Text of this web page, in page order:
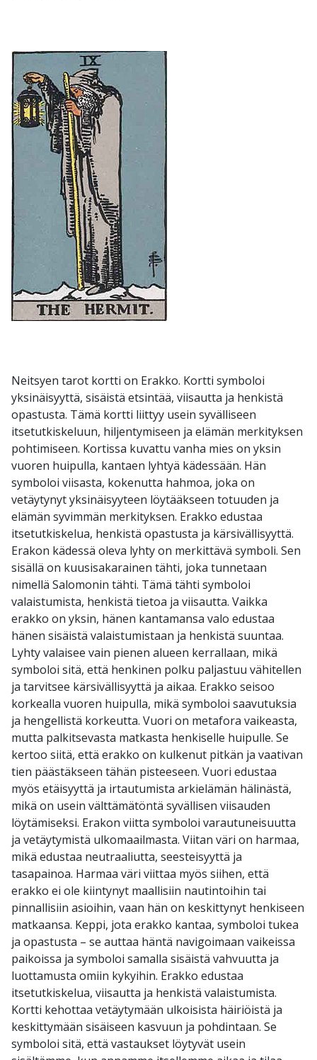
Neitsyen tarot kortti on Erakko. Kortti symboloi
yksinäisyyttä, sisäistä etsintää, viisautta ja henkistä
opastusta. Tämä kortti liittyy usein syvälliseen
itsetutkiskeluun, hiljentymiseen ja elämän merkityksen
pohtimiseen. Kortissa kuvattu vanha mies on yksin
vuoren huipulla, kantaen lyhtyä kädessään. Hän
symboloi viisasta, kokenutta hahmoa, joka on
vetäytynyt yksinäisyyteen löytääkseen totuuden ja
elämän syvimmän merkityksen. Erakko edustaa
itsetutkiskelua, henkistä opastusta ja kärsivällisyyttä.
Erakon kädessä oleva lyhty on merkittävä symboli. Sen
sisällä on kuusisakarainen tähti, joka tunnetaan
nimellä Salomonin tähti. Tämä tähti symboloi
valaistumista, henkistä tietoa ja viisautta. Vaikka
erakko on yksin, hänen kantamansa valo edustaa
hänen sisäistä valaistumistaan ja henkistä suuntaa.
Lyhty valaisee vain pienen alueen kerrallaan, mikä
symboloi sitä, että henkinen polku paljastuu vähitellen
ja tarvitsee kärsivällisyyttä ja aikaa. Erakko seisoo
korkealla vuoren huipulla, mikä symboloi saavutuksia
ja hengellistä korkeutta. Vuori on metafora vaikeasta,
mutta palkitsevasta matkasta henkiselle huipulle. Se
kertoo siitä, että erakko on kulkenut pitkän ja vaativan
tien päästäkseen tähän pisteeseen. Vuori edustaa
myös etäisyyttä ja irtautumista arkielämän hälinästä,
mikä on usein välttämätöntä syvällisen viisauden
löytämiseksi. Erakon viitta symboloi varautuneisuutta
ja vetäytymistä ulkomaailmasta. Viitan väri on harmaa,
mikä edustaa neutraaliutta, seesteisyyttä ja
tasapainoa. Harmaa väri viittaa myös siihen, että
erakko ei ole kiintynyt maallisiin nautintoihin tai
pinnallisiin asioihin, vaan hän on keskittynyt henkiseen
matkaansa. Keppi, jota erakko kantaa, symboloi tukea
ja opastusta – se auttaa häntä navigoimaan vaikeissa
paikoissa ja symboloi samalla sisäistä vahvuutta ja
luottamusta omiin kykyihin. Erakko edustaa
itsetutkiskelua, viisautta ja henkistä valaistumista.
Kortti kehottaa vetäytymään ulkoisista häiriöistä ja
keskittymään sisäiseen kasvuun ja pohdintaan. Se
symboloi sitä, että vastaukset löytyvät usein